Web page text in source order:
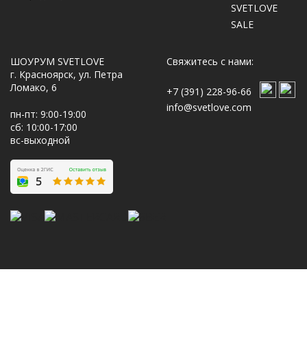
SVETLOVE
SALE
ШОУРУМ SVETLOVE
г. Красноярск, ул. Петра
Ломако, 6
пн-пт: 9:00-19:00
сб: 10:00-17:00
вс-выходной
Свяжитесь с нами:
+7 (391) 228-96-66
info@svetlove.com